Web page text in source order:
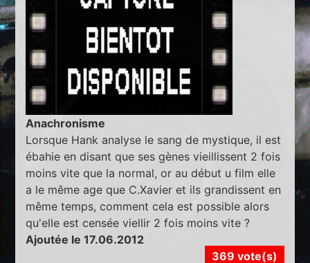
Anachronisme
Lorsque Hank analyse le sang de mystique, il est
ébahie en disant que ses gènes vieillissent 2 fois
moins vite que la normal, or au début u film elle
a le même age que C.Xavier et ils grandissent en
même temps, comment cela est possible alors
qu'elle est censée viellir 2 fois moins vite ?
Ajoutée le 17.06.2012
369 vote(s)